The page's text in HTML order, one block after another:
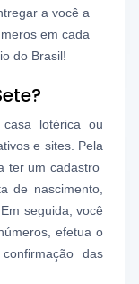
a você a
em cada
do Brasil!
lotérica ou
e sites. Pela
ter um cadastro
de nascimento,
seguida, você
efetua o
das